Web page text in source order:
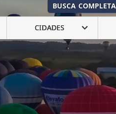
BUSCA COMPLETA
CIDADES